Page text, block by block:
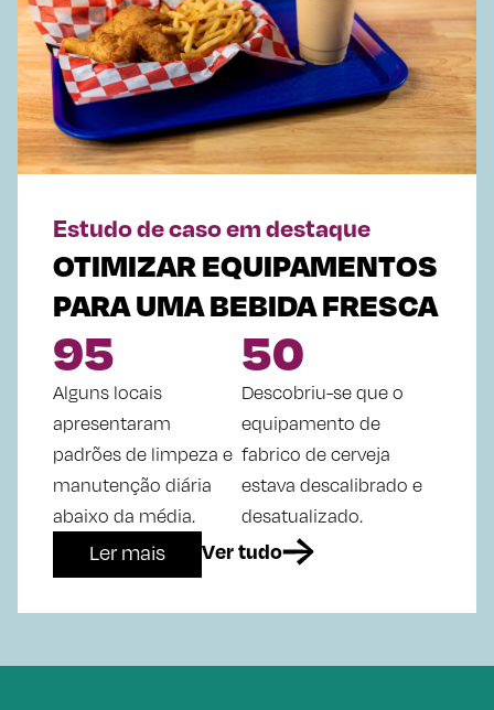
Estudo de caso em destaque
OTIMIZAR EQUIPAMENTOS
PARA UMA BEBIDA FRESCA
95
Alguns locais
apresentaram
padrões de limpeza e
manutenção diária
abaixo da média.
50
Descobriu-se que o
equipamento de
fabrico de cerveja
estava descalibrado e
desatualizado.
Ler mais Ver tudo